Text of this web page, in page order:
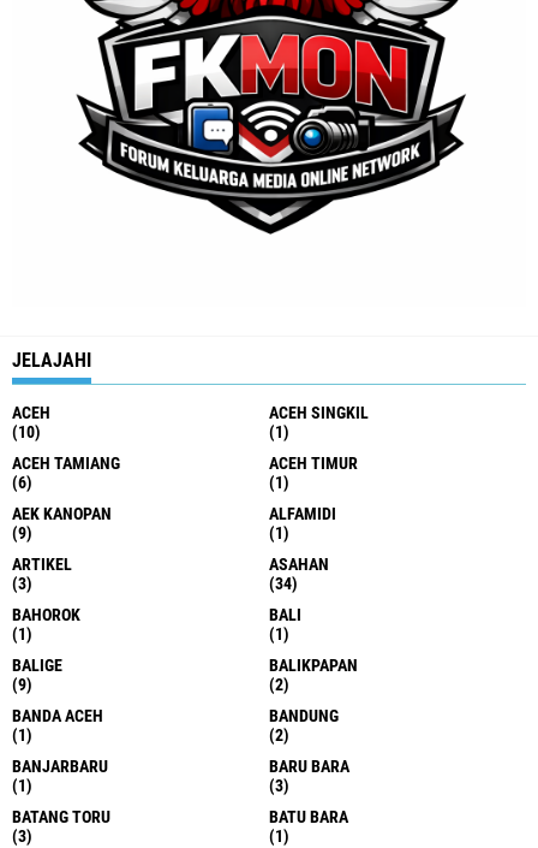
JELAJAHI
ACEH
(10)
ACEH SINGKIL
(1)
ACEH TAMIANG
(6)
ACEH TIMUR
(1)
AEK KANOPAN
(9)
ALFAMIDI
(1)
ARTIKEL
(3)
ASAHAN
(34)
BAHOROK
(1)
BALI
(1)
BALIGE
(9)
BALIKPAPAN
(2)
BANDA ACEH
(1)
BANDUNG
(2)
BANJARBARU
(1)
BARU BARA
(3)
BATANG TORU
(3)
BATU BARA
(1)